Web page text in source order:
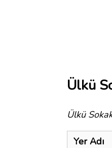
Ülkü
Ülkü
Yer Adı